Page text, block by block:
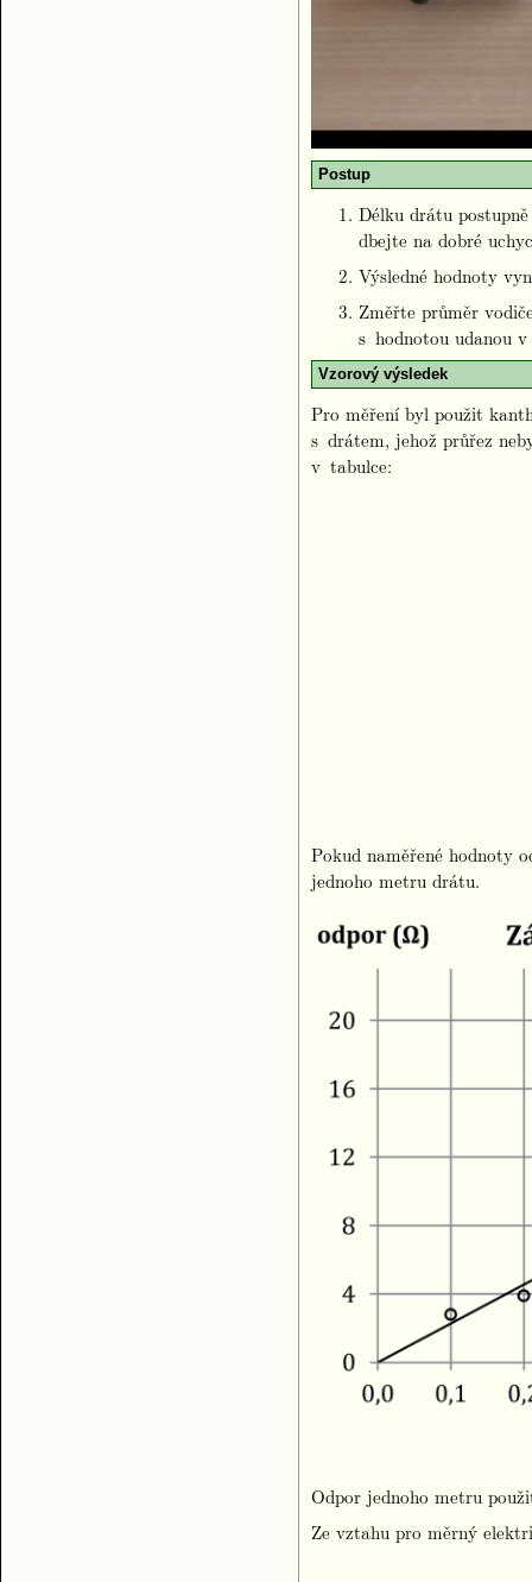
Postup
Délku drátu
dbejte na dobré
Výsledné hodnoty
Změřte průměr
s hodnotou udanou
Vzorový výsledek
Pro měření byl použit
s drátem, jehož průřez
v tabulce:
Pokud naměřené hodnoty
jednoho metru drátu.
Odpor jednoho metru
Ze vztahu pro měrný